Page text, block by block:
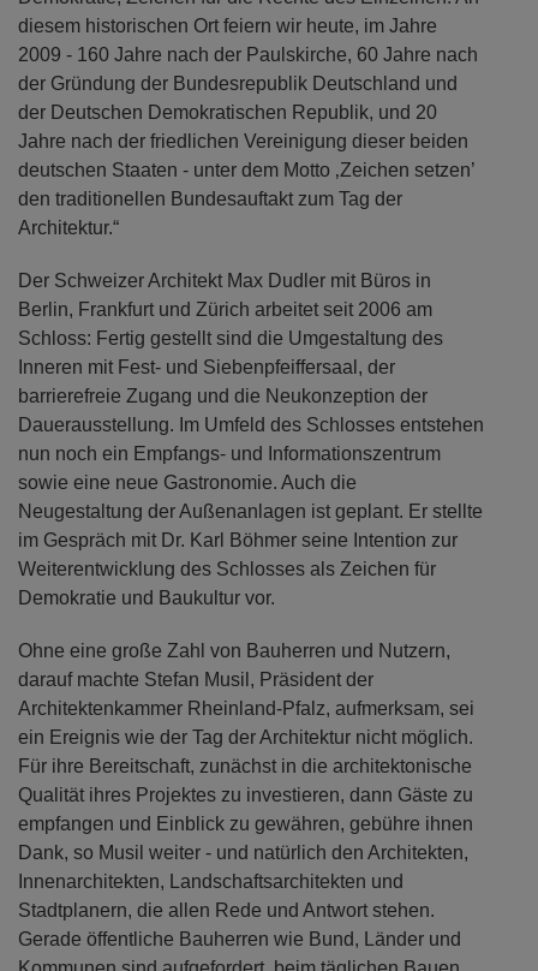
diesem historischen Ort wurden vor 177 Jahren erste
Zeichen gesetzt, Zeichen für mehr Freiheit, Zeichen für
Demokratie, Zeichen für die Rechte des Einzelnen. An
diesem historischen Ort feiern wir heute, im Jahre
2009 - 160 Jahre nach der Paulskirche, 60 Jahre nach
der Gründung der Bundesrepublik Deutschland und
der Deutschen Demokratischen Republik, und 20
Jahre nach der friedlichen Vereinigung dieser beiden
den traditionellen Bundesauftakt zum Tag der
Architektur.“
Der Schweizer Architekt Max Dudler mit Büros in
Berlin, Frankfurt und Zürich arbeitet seit 2006 am
Schloss: Fertig gestellt sind die Umgestaltung des
Inneren mit Fest- und Siebenpfeiffersaal, der
barrierefreie Zugang und die Neukonzeption der
nun noch ein Empfangs- und Informationszentrum
sowie eine neue Gastronomie. Auch die
Neugestaltung der Außenanlagen ist geplant. Er stellte
Weiterentwicklung des Schlosses als Zeichen für
Demokratie und Baukultur vor.
Ohne eine große Zahl von Bauherren und Nutzern,
darauf machte Stefan Musil, Präsident der
Architektenkammer Rheinland-Pfalz, aufmerksam, sei
ein Ereignis wie der Tag der Architektur nicht möglich.
Für ihre Bereitschaft, zunächst in die architektonische
Qualität ihres Projektes zu investieren, dann Gäste zu
empfangen und Einblick zu gewähren, gebühre ihnen
Dank, so Musil weiter - und natürlich den Architekten,
Innenarchitekten, Landschaftsarchitekten und